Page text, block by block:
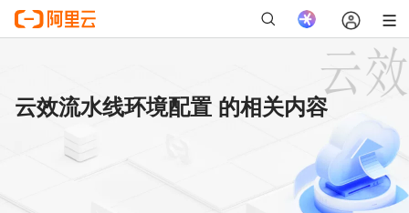
云效流水线环境配置 的相关内容